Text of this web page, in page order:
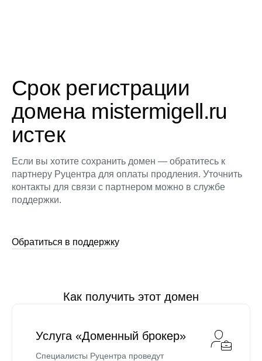
Срок регистрации
домена mistermigell.ru
истек
Если вы хотите сохранить домен — обратитесь к
партнеру Руцентра для оплаты продления. Уточнить
контакты для связи с партнером можно в службе
поддержки.
Обратиться в поддержку
Как получить этот домен
Услуга «Доменный брокер»
Специалисты Руцентра проведут